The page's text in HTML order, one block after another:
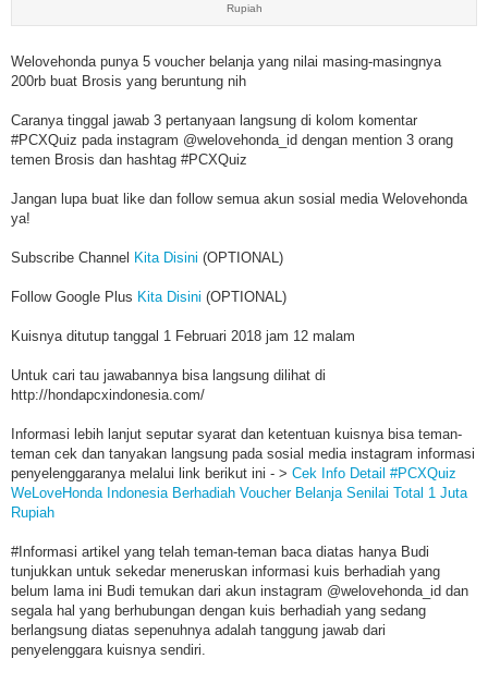
Rupiah
Welovehonda punya 5 voucher belanja yang nilai masing-masingnya
200rb buat Brosis yang beruntung nih
Caranya tinggal jawab 3 pertanyaan langsung di kolom komentar
#PCXQuiz pada instagram @welovehonda_id dengan mention 3 orang
temen Brosis dan hashtag #PCXQuiz
Jangan lupa buat like dan follow semua akun sosial media Welovehonda
ya!
Subscribe Channel Kita Disini (OPTIONAL)
Follow Google Plus Kita Disini (OPTIONAL)
Kuisnya ditutup tanggal 1 Februari 2018 jam 12 malam
Untuk cari tau jawabannya bisa langsung dilihat di
http://hondapcxindonesia.com/
Informasi lebih lanjut seputar syarat dan ketentuan kuisnya bisa teman-
teman cek dan tanyakan langsung pada sosial media instagram informasi
penyelenggaranya melalui link berikut ini - > Cek Info Detail #PCXQuiz
WeLoveHonda Indonesia Berhadiah Voucher Belanja Senilai Total 1 Juta
Rupiah
#Informasi artikel yang telah teman-teman baca diatas hanya Budi
tunjukkan untuk sekedar meneruskan informasi kuis berhadiah yang
belum lama ini Budi temukan dari akun instagram @welovehonda_id dan
segala hal yang berhubungan dengan kuis berhadiah yang sedang
berlangsung diatas sepenuhnya adalah tanggung jawab dari
penyelenggara kuisnya sendiri.